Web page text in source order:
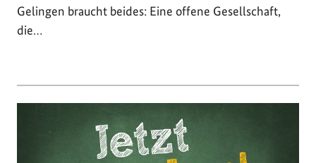
Gelingen braucht beides: Eine offene Gesellschaft,
die…